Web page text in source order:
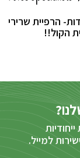
הרפיית שרירי
הקול!!
למייל.